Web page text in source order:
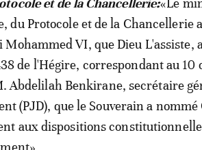
du Protocole et de la Chancellerie
Mohammed VI, que Dieu L'assiste,
de l'Hégire, correspondant au 10
Abdelilah Benkirane, secrétaire
(PJD), que le Souverain a nommé
aux dispositions